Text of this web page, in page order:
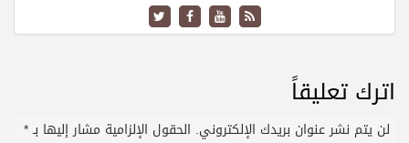
اترك تعليقاً
لن يتم نشر عنوان بريدك الإلكتروني. الحقول الإلزامية مشار إليها بـ*